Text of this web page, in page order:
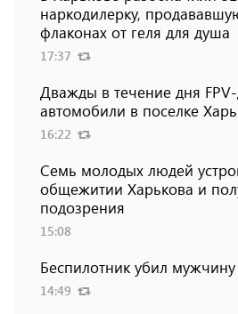
наркодилерку,
флаконах от геля для душа
17:37
Дважды в течение дня
автомобили в поселке
16:22
Семь молодых людей
общежитии Харькова и
подозрения
15:08
Беспилотник убил
14:49